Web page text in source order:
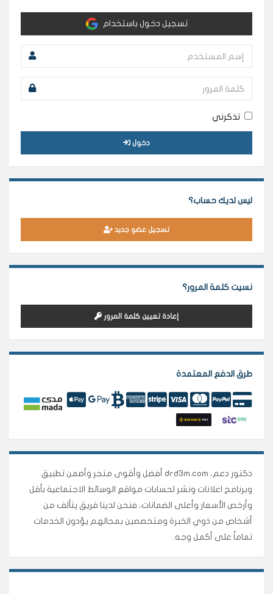
تسجيل دخول باستخدام
تذكرني
دخول
ليس لديك حساب؟
تسجيل عضو جديد
نسيت كلمة المرور؟
إعادة تعيين كلمة المرور
طرق الدفع المعتمدة
دكتور دعم، drd3m.com أفضل وأقوى متجر وأضمن تطبيق
وبرنامج اعلانات ونشر لحسابات مواقع الوسائط الاجتماعية بأقل
وأرخص الأسعار وأعلى الضمانات، فنحن لدينا فريق يتألف من
أشخاص من ذوي الخبرة ومتخصصين بمجالهم يؤدون الخدمات
تماماً على أكمل وجه.